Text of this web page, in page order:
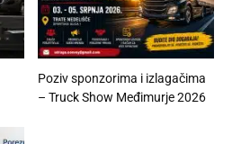
Poziv sponzorima i izlagačima
– Truck Show Međimurje 2026